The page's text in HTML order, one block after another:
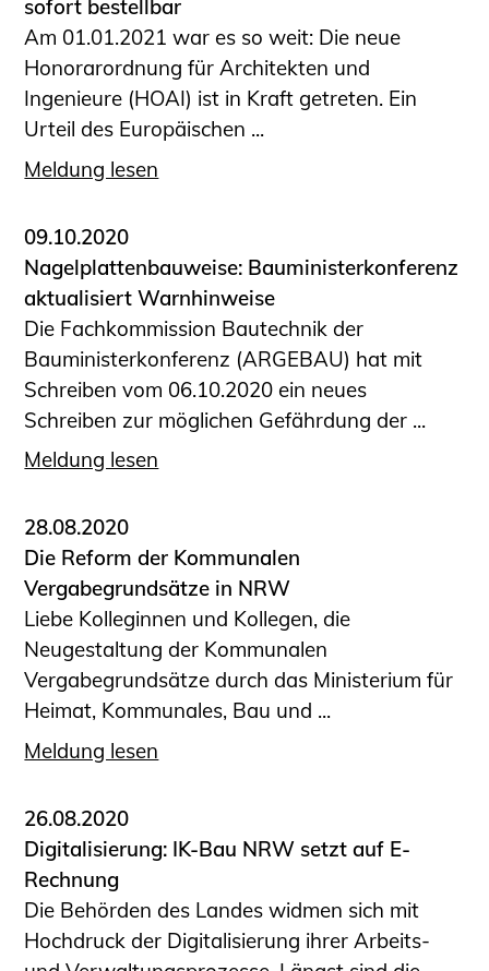
sofort bestellbar
Am 01.01.2021 war es so weit: Die neue
Honorarordnung für Architekten und
Ingenieure (HOAI) ist in Kraft getreten. Ein
Urteil des Europäischen ...
Meldung lesen
09.10.2020
Nagelplattenbauweise: Bauministerkonferenz
aktualisiert Warnhinweise
Die Fachkommission Bautechnik der
Bauministerkonferenz (ARGEBAU) hat mit
Schreiben vom 06.10.2020 ein neues
Schreiben zur möglichen Gefährdung der ...
Meldung lesen
28.08.2020
Die Reform der Kommunalen
Vergabegrundsätze in NRW
Liebe Kolleginnen und Kollegen, die
Neugestaltung der Kommunalen
Vergabegrundsätze durch das Ministerium für
Heimat, Kommunales, Bau und ...
Meldung lesen
26.08.2020
Digitalisierung: IK-Bau NRW setzt auf E-
Rechnung
Die Behörden des Landes widmen sich mit
Hochdruck der Digitalisierung ihrer Arbeits-